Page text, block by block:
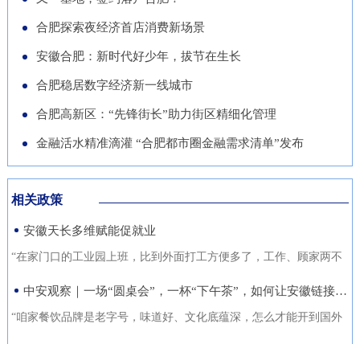
态。
力推动展商变投资商。科技与开
最快汽车仰望U9、在2025机器
人足球世界杯上夺冠的人形机器
人、可
的“助推器”、绿色经济的“新引
擎”。 扩绿兴绿护绿 筑牢美丽安
徽生态屏障清晨五点，潜山市驼
岭国有林场东风管护点，今年57
1988年参加工作起，这条巡山路
路施工全过程的可视化、智能化
监管需求，通过无人机与 AI 算
法结合，实现高速公路施工安全
隐患实时识别与动态预警，构建
交通领航人才实训基地建设，将
合肥探索夜经济首店消费新场景
安徽合肥：新时代好少年，拔节在生长
合肥稳居数字经济新一线城市
合肥高新区：“先锋街长”助力街区精细化管理
金融活水精准滴灌 “合肥都市圈金融需求清单”发布
相关政策
安徽天长多维赋能促就业
“在家门口的工业园上班，比到外面打工方便多了，工作、顾家两不
中安观察｜一场“圆桌会”，一杯“下午茶”，如何让安徽链接世界？
“咱家餐饮品牌是老字号，味道好、文化底蕴深，怎么才能开到国外